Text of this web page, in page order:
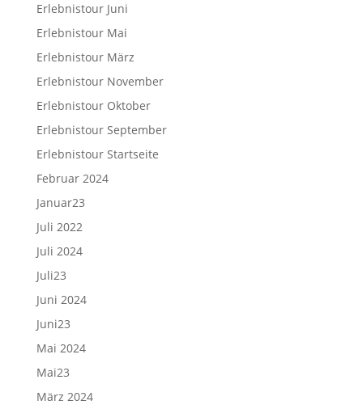
Erlebnistour Juni
Erlebnistour Mai
Erlebnistour März
Erlebnistour November
Erlebnistour Oktober
Erlebnistour September
Erlebnistour Startseite
Februar 2024
Januar23
Juli 2022
Juli 2024
Juli23
Juni 2024
Juni23
Mai 2024
Mai23
März 2024